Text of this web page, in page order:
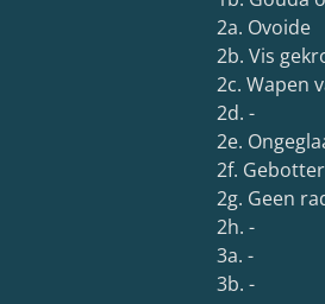
2a. Ovoide
2b. Vis
2c. Wapen
2d. -
2e.
2f.
2g. Geen
2h. -
3a. -
3b. -